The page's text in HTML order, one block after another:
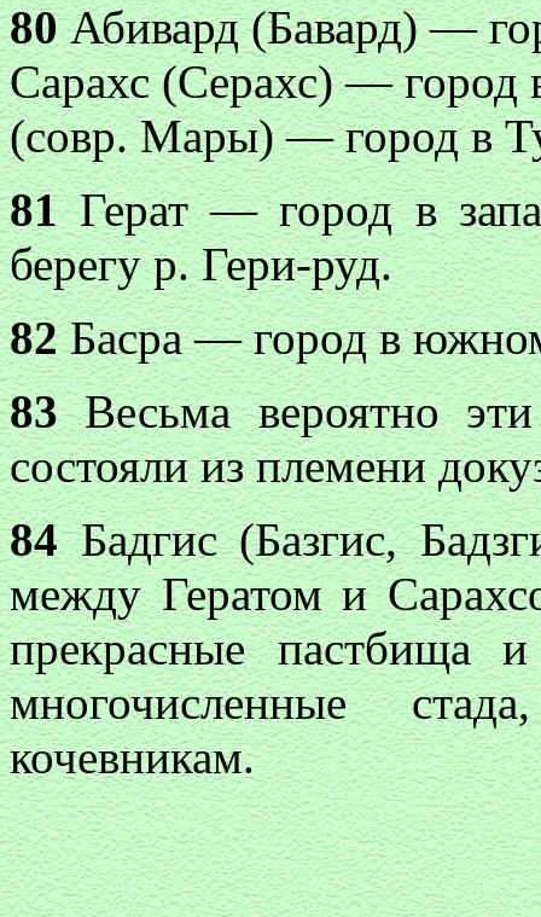
80Абивард (Бавард) —
Сарахс (Серахс) —
(совр. Мары) — город в
81Герат — город в
берегу р. Гери-руд.
82Басра — город в
83Весьма вероятно
состояли из племени
84Бадгис (Базгис,
между Гератом и
прекрасные пастбища
многочисленные
кочевникам.